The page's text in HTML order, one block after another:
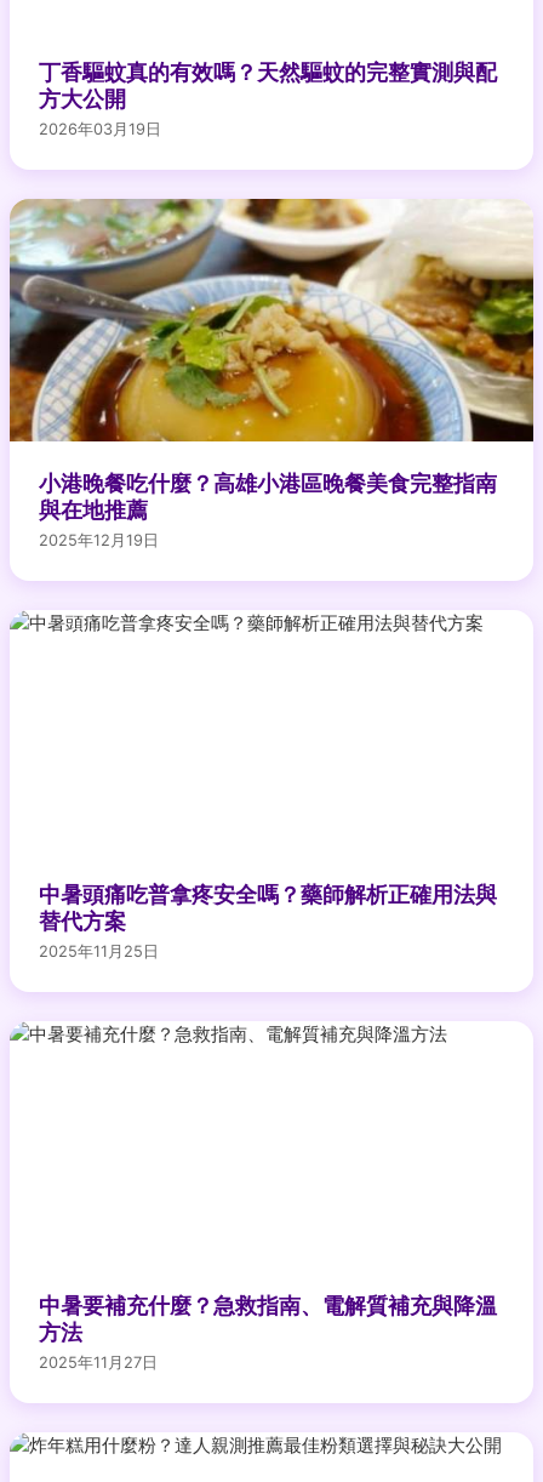
丁香驅蚊真的有效嗎？天然驅蚊的完整實測與配
方大公開
2026年03月19日
小港晚餐吃什麼？高雄小港區晚餐美食完整指南
與在地推薦
2025年12月19日
中暑頭痛吃普拿疼安全嗎？藥師解析正確用法與
替代方案
2025年11月25日
中暑要補充什麼？急救指南、電解質補充與降溫
方法
2025年11月27日